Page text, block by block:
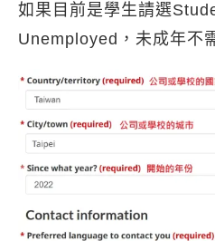
如果目前是學生請選
Unemployed，未成年不